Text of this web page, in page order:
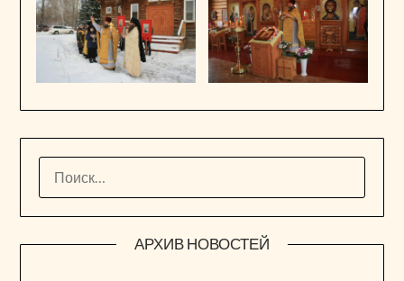
АРХИВ НОВОСТЕЙ